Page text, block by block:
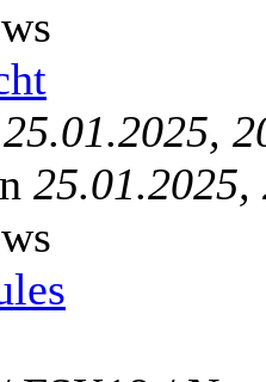
25.01.2025,
25.01.2025,